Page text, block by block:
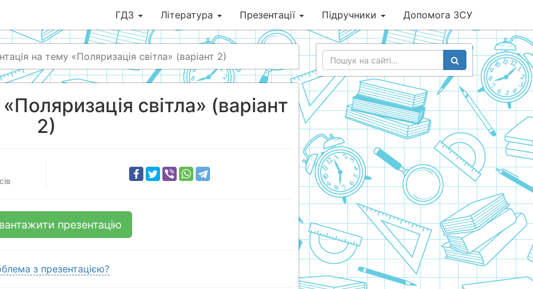
ГДЗ Література Презентації Підручники Допомога ЗСУ
на тему «Поляризація світла» (варіант 2)
світла» (варіант
2)
презентацію
з презентацією?